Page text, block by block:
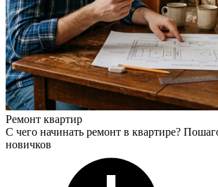
Ремонт квартир
С чего начинать ремонт в квартире?
новичков